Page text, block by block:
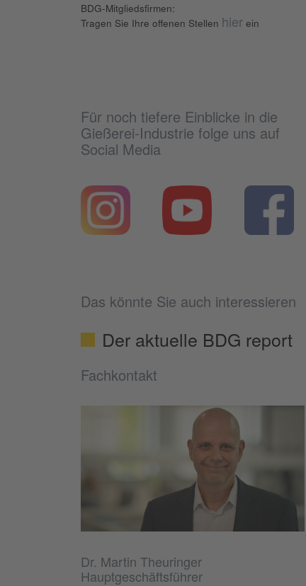
BDG-Mitgliedsfirmen:
Tragen Sie Ihre offenen Stellen hier ein
Für noch tiefere Einblicke in die
Gießerei-Industrie folge uns auf
Social Media
Das könnte Sie auch interessieren
Der aktuelle BDG report
Fachkontakt
Dr. Martin Theuringer
Hauptgeschäftsführer